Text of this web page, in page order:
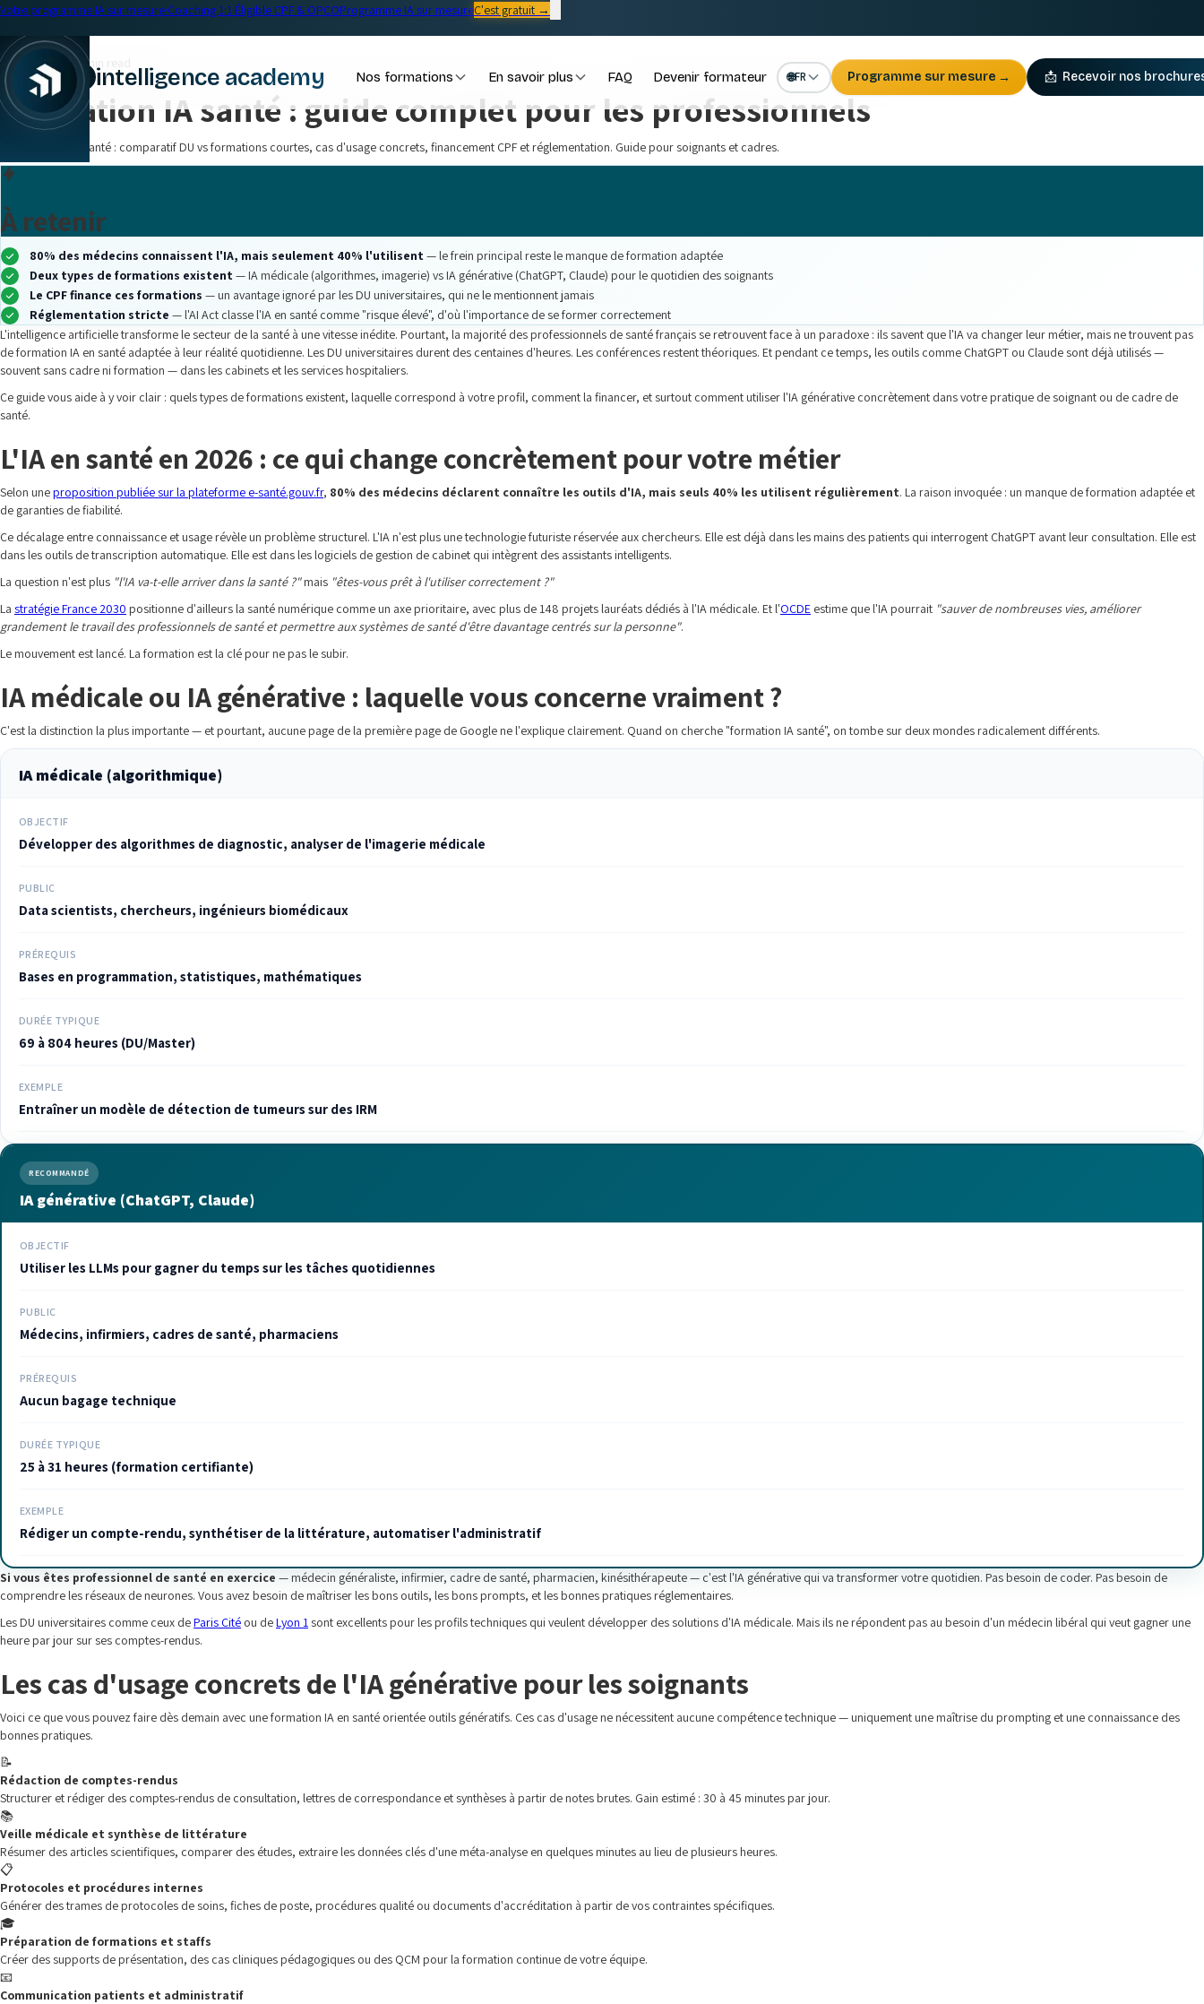
Votre programme IA sur mesure·Coaching 1:1·Éligible CPF & OPCOProgramme IA sur mesureC'est gratuit →
intelligence academy Nos formations En savoir plus FAQ Devenir formateur 🌐FR Programme sur mesure → 📩 Recevoir nos
← Blog
Formation IA
•14 min read
Formation IA santé : guide complet pour les professionnels
Formation IA en santé : comparatif DU vs formations courtes, cas d'usage concrets, financement CPF et réglementation. Guide pour soignants et cadres.
À retenir
80% des médecins connaissent l'IA, mais seulement 40% l'utilisent— le frein principal reste le manque de formation adaptée
Deux types de formations existent— IA médicale (algorithmes, imagerie) vs IA générative (ChatGPT, Claude) pour le quotidien des soignants
Le CPF finance ces formations — un avantage ignoré par les DU universitaires, qui ne le mentionnent jamais
Réglementation stricte — l'AI Act classe l'IA en santé comme "risque élevé", d'où l'importance de se former correctement
L'intelligence artificielle transforme le secteur de la santé à une vitesse inédite. Pourtant, la majorité des professionnels de santé français se retrouvent face à un paradoxe : ils savent que l'IA va changer leur métier, mais ne trouvent pas
de formation IA en santé adaptée à leur réalité quotidienne. Les DU universitaires durent des centaines d'heures. Les conférences restent théoriques. Et pendant ce temps, les outils comme ChatGPT ou Claude sont déjà utilisés —
souvent sans cadre ni formation — dans les cabinets et les services hospitaliers.
Ce guide vous aide à y voir clair : quels types de formations existent, laquelle correspond à votre profil, comment la financer, et surtout comment utiliser l'IA générative concrètement dans votre pratique de soignant ou de cadre de
santé.
L'IA en santé en 2026 : ce qui change concrètement pour votre métier
Selon uneproposition publiée sur la plateforme e-santé.gouv.fr, 80% des médecins déclarent connaître les outils d'IA, mais seuls 40% les utilisent régulièrement. La raison invoquée : un manque de formation adaptée et
de garanties de fiabilité.
Ce décalage entre connaissance et usage révèle un problème structurel. L'IA n'est plus une technologie futuriste réservée aux chercheurs. Elle est déjà dans les mains des patients qui interrogent ChatGPT avant leur consultation. Elle est
dans les outils de transcription automatique. Elle est dans les logiciels de gestion de cabinet qui intègrent des assistants intelligents.
La question n'est plus "l'IA va-t-elle arriver dans la santé ?"mais "êtes-vous prêt à l'utiliser correctement ?"
La stratégie France 2030 positionne d'ailleurs la santé numérique comme un axe prioritaire, avec plus de 148 projets lauréats dédiés à l'IA médicale. Et l'OCDE estime que l'IA pourrait "sauver de nombreuses vies, améliorer
grandement le travail des professionnels de santé et permettre aux systèmes de santé d'être davantage centrés sur la personne".
Le mouvement est lancé. La formation est la clé pour ne pas le subir.
IA médicale ou IA générative : laquelle vous concerne vraiment ?
C'est la distinction la plus importante — et pourtant, aucune page de la première page de Google ne l'explique clairement. Quand on cherche "formation IA santé", on tombe sur deux mondes radicalement différents.
IA médicale (algorithmique)
OBJECTIF
Développer des algorithmes de diagnostic, analyser de l'imagerie médicale
PUBLIC
Data scientists, chercheurs, ingénieurs biomédicaux
PRÉREQUIS
Bases en programmation, statistiques, mathématiques
DURÉE TYPIQUE
69 à 804 heures (DU/Master)
EXEMPLE
Entraîner un modèle de détection de tumeurs sur des IRM
RECOMMANDÉ
IA générative (ChatGPT, Claude)
OBJECTIF
Utiliser les LLMs pour gagner du temps sur les tâches quotidiennes
PUBLIC
Médecins, infirmiers, cadres de santé, pharmaciens
PRÉREQUIS
Aucun bagage technique
DURÉE TYPIQUE
25 à 31 heures (formation certifiante)
EXEMPLE
Rédiger un compte-rendu, synthétiser de la littérature, automatiser l'administratif
Si vous êtes professionnel de santé en exercice — médecin généraliste, infirmier, cadre de santé, pharmacien, kinésithérapeute — c'est l'IA générative qui va transformer votre quotidien. Pas besoin de coder. Pas besoin de
comprendre les réseaux de neurones. Vous avez besoin de maîtriser les bons outils, les bons prompts, et les bonnes pratiques réglementaires.
Les DU universitaires comme ceux deParis Cité ou deLyon 1sont excellents pour les profils techniques qui veulent développer des solutions d'IA médicale. Mais ils ne répondent pas au besoin d'un médecin libéral qui veut gagner une
heure par jour sur ses comptes-rendus.
Les cas d'usage concrets de l'IA générative pour les soignants
Voici ce que vous pouvez faire dès demain avec une formation IA en santé orientée outils génératifs. Ces cas d'usage ne nécessitent aucune compétence technique — uniquement une maîtrise du prompting et une connaissance des
bonnes pratiques.
📝
Rédaction de comptes-rendus
Structurer et rédiger des comptes-rendus de consultation, lettres de correspondance et synthèses à partir de notes brutes. Gain estimé : 30 à 45 minutes par jour.
📚
Veille médicale et synthèse de littérature
Résumer des articles scientifiques, comparer des études, extraire les données clés d'une méta-analyse en quelques minutes au lieu de plusieurs heures.
📋
Protocoles et procédures internes
Générer des trames de protocoles de soins, fiches de poste, procédures qualité ou documents d'accréditation à partir de vos contraintes spécifiques.
🎓
Préparation de formations et staffs
Créer des supports de présentation, des cas cliniques pédagogiques ou des QCM pour la formation continue de votre équipe.
📧
Communication patients et administratif